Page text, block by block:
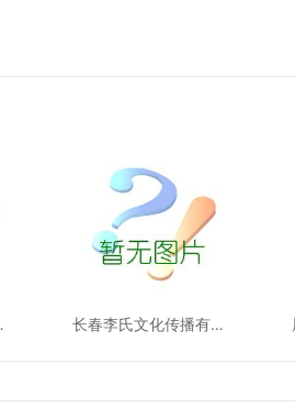
司 长春李氏文化传播有限责任公司